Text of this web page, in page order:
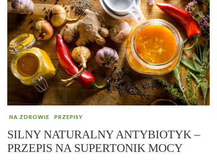
NA ZDROWIE PRZEPISY
SILNY NATURALNY ANTYBIOTYK –
PRZEPIS NA SUPERTONIK MOCY